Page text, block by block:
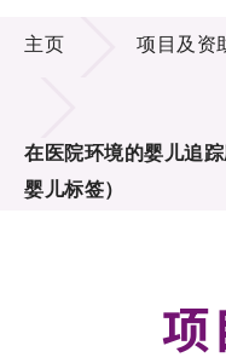
技术商品化
合作计划
征求研发项
项目及资助计划
主页 项目及资
在医院环境的婴儿追
婴儿标签）
项